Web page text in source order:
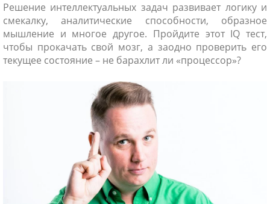
Решение интеллектуальных задач развивает логику и
смекалку, аналитические способности, образное
мышление и многое другое. Пройдите этот IQ тест,
чтобы прокачать свой мозг, а заодно проверить его
текущее состояние – не барахлит ли «процессор»?